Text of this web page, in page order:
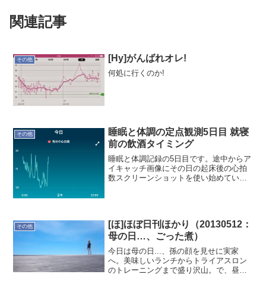
関連記事
その他 [Hy]がんばれオレ!
何処に行くのか!
その他
睡眠と体調の定点観測5日目 就寝
前の飲酒タイミング
睡眠と体調記録の5日目です。途中からア
イキャッチ画像にその日の起床後の心拍
数スクリーンショットを使い始めていま
その他
[ほ]ほぼ日刊ほかり（20130512：
母の日…、ごった煮）
今日は母の日...、孫の顔を見せに実家
へ。美味しいランチからトライアスロン
のトレーニングまで盛り沢山。で、昼ご